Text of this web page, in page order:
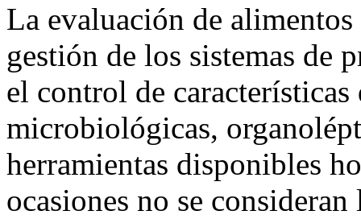
La evaluación de
gestión de los sistemas de
el control de
microbiológicas,
herramientas disponibles
ocasiones no se